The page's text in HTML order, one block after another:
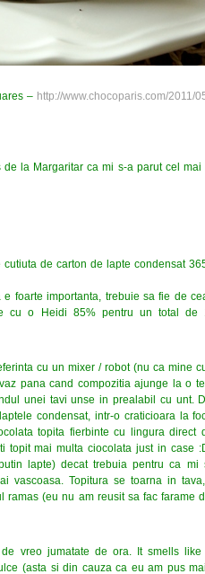
– http://www.chocoparis.com/2011/
la Margaritar ca mi s-a parut cel mai
de carton de lapte condensat
foarte importanta, trebuie sa fie de
cu o Heidi 85% pentru un total de
cu un mixer / robot (nu ca mine
pana cand compozitia ajunge la o
unei tavi unse in prealabil cu unt.
condensat, intr-o craticioara la
topita fierbinte cu lingura direct
mai multa ciocolata just in case
lapte) decat trebuia pentru ca mi
vascoasa. Topitura se toarna in
ramas (eu nu am reusit sa fac farame
vreo jumatate de ora. It smells like
(asta si din cauza ca eu am pus